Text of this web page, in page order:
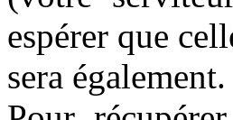
espérer que
sera également.